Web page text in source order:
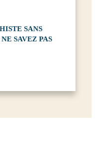
SANS
SAVEZ PAS